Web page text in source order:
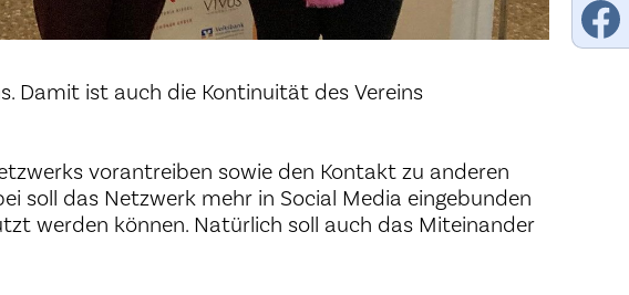
Damit ist auch die Kontinuität des Vereins
vorantreiben sowie den Kontakt zu anderen
soll das Netzwerk mehr in Social Media eingebunden
werden können. Natürlich soll auch das Miteinander